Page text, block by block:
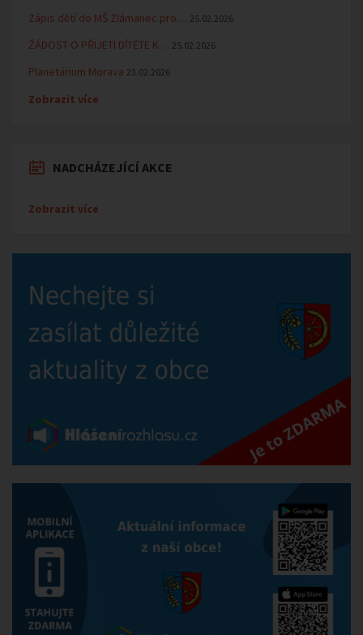
Zápis dětí do MŠ Zlámanec pro… 25.02.2026
ŽÁDOST O PŘIJETÍ DÍTĚTE K… 25.02.2026
Planetárium Morava 23.02.2026
Zobrazit více
NADCHÁZEJÍCÍ AKCE
Zobrazit více